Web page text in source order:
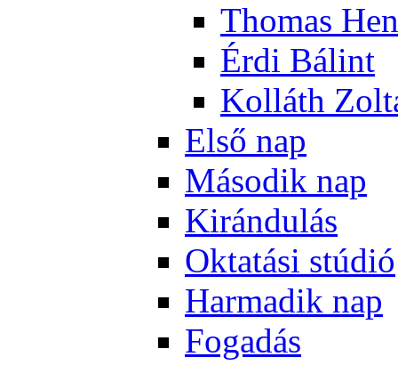
Tho­mas
Ér­di Bá­lint
Kol­láth
El­ső nap
Má­so­dik nap
Ki­rán­du­lás
Ok­ta­tá­si stú­dió
Har­ma­dik nap
Fo­ga­dás